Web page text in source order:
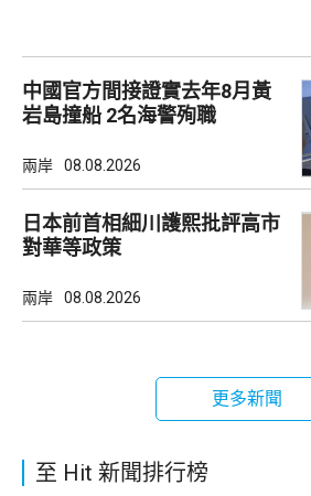
中國官方間接證實去年8月黃
岩島撞船 2名海警殉職
兩岸 08.08.2026
日本前首相細川護熙批評高市
對華等政策
兩岸 08.08.2026
更多新聞
至 Hit 新聞排行榜